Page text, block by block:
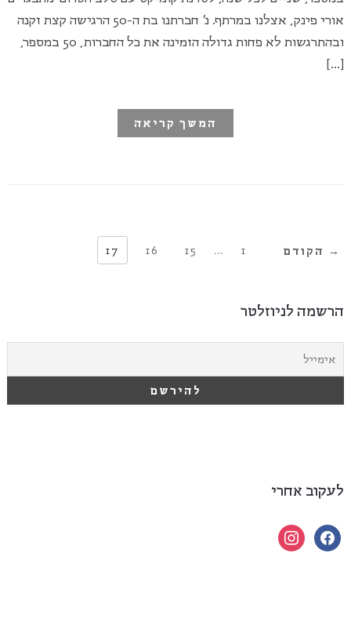
אורי פינק, אצלנו במרתף. נ' חברתנו בת ה-50 הרגישה קצת זקנה
ובהתרגשות לא פחות גדולה הזמינה את כל החברות, 50 במספר,
[…]
המשך קריאה
→ הקודם 1
…
15
16
17
הרשמה לניוזלטר
לעקוב אחרי
facebook
instagram